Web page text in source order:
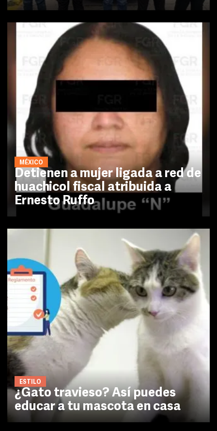
MÉXICO
Detienen a mujer ligada a red de
huachicol fiscal atribuida a
Ernesto Ruffo
ESTILO
¿Gato travieso? Así puedes
educar a tu mascota en casa